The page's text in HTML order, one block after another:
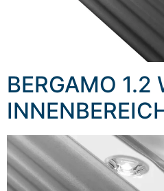
BERGAMO 1.2